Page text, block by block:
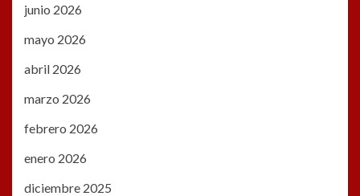
junio 2026
mayo 2026
abril 2026
marzo 2026
febrero 2026
enero 2026
diciembre 2025